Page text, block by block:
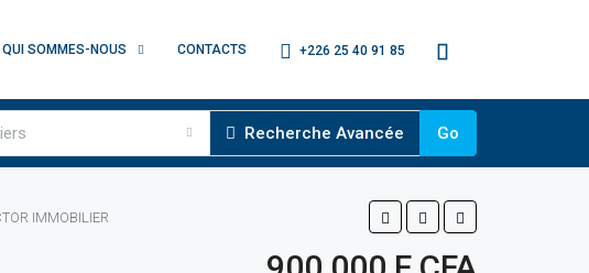
QUI SOMMES-NOUS CONTACTS +226 25 40 91 85
Recherche Avancée Go
IMMOBILIER